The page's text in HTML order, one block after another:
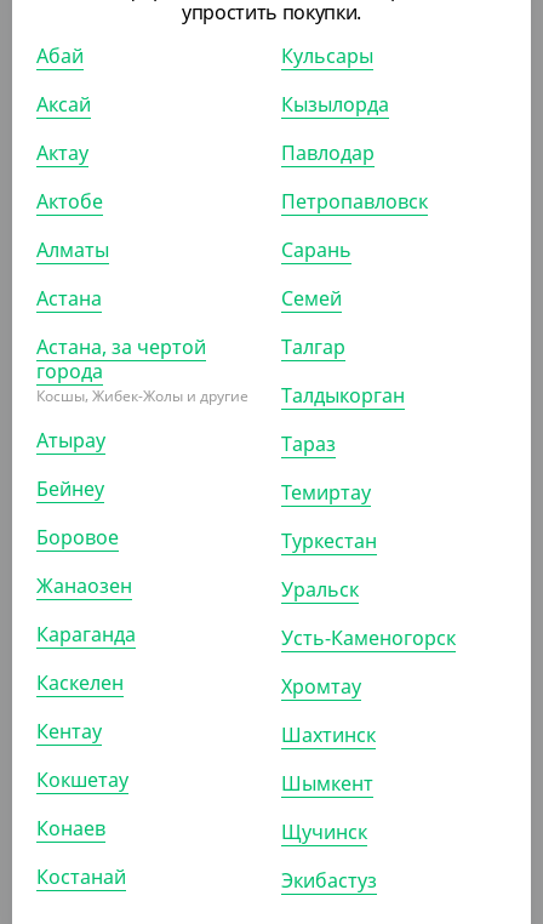
1 870
Контейнер 1500 мл, 179*132*89 мм, прозрачный,
Cyclyc
УП (50)
АРТ. 24017
1 660
Лоток 500 гр., прозрачный ( Упакс- Юнити )
УП (100)
1 680₸
упростить покупки.
Абай
Аксай
Актау
Актобе
Алматы
Астана
Астана, за чертой
города
Косшы, Жибек-Жолы и другие
Атырау
Бейнеу
Боровое
Жанаозен
Караганда
Каскелен
Кентау
Кокшетау
Конаев
Костанай
Кульсары
Кызылорда
Павлодар
Петропавловск
Сарань
Семей
Талгар
Талдыкорган
Тараз
Темиртау
Туркестан
Уральск
Усть-Каменогорск
Хромтау
Шахтинск
Шымкент
Щучинск
Экибастуз